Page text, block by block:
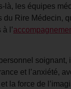
là, les équipes
du Rire Médecin,
l’
soignant,
et l’anxiété,
la force de